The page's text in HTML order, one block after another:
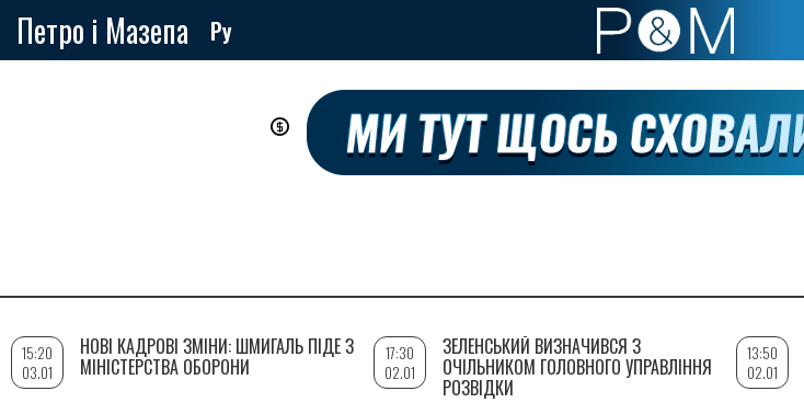
Петро і Мазепа Ру
15:20
03.01
НОВІ КАДРОВІ ЗМІНИ: ШМИГАЛЬ ПІДЕ З
МІНІСТЕРСТВА ОБОРОНИ
17:30
02.01
ЗЕЛЕНСЬКИЙ ВИЗНАЧИВСЯ З
ОЧІЛЬНИКОМ ГОЛОВНОГО УПРАВЛІННЯ
РОЗВІДКИ
13:50
02.01